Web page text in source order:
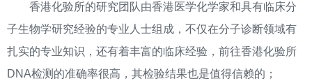
香港化验所的研究团队由香港医学化学家和具有临床分
子生物学研究经验的专业人士组成，不仅在分子诊断领域有
扎实的专业知识，还有着丰富的临床经验，前往香港化验所
DNA检测的准确率很高，其检验结果也是值得信赖的；